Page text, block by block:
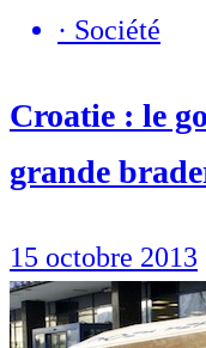
· Société
Croatie : le
grande
15 octobre 2013